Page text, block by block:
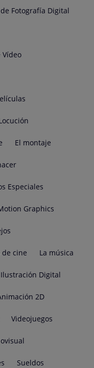
Fotografía Digital
Vídeo
El montaje
Especiales
Graphics
cine La música
Ilustración Digital
2D
Videojuegos
Sueldos